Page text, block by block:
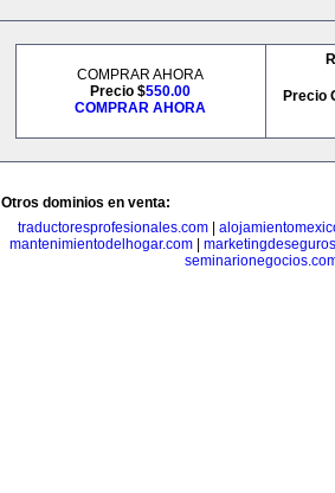
COMPRAR AHORA
Precio $550.00
COMPRAR AHORA
Precio
Otros dominios en venta:
traductoresprofesionales.com|
mantenimientodelhogar.com|